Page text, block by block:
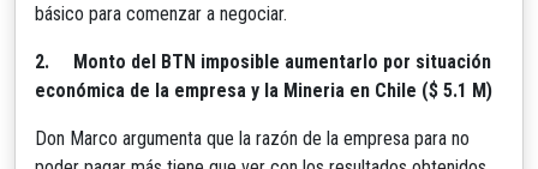
básico para comenzar a negociar.
2. Monto del BTN imposible aumentarlo por situación
económica de la empresa y la Mineria en Chile ($ 5.1 M)
Don Marco argumenta que la razón de la empresa para no